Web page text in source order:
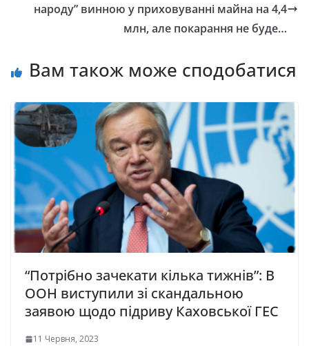
народу” винною у приховуванні майна на 4,4
млн, але покарання не буде…
Вам також може сподобатися
“Потрібно зачекати кілька тижнів”: В
ООН виступили зі скандальною
заявою щодо підриву Каховської ГЕС
11 Червня, 2023